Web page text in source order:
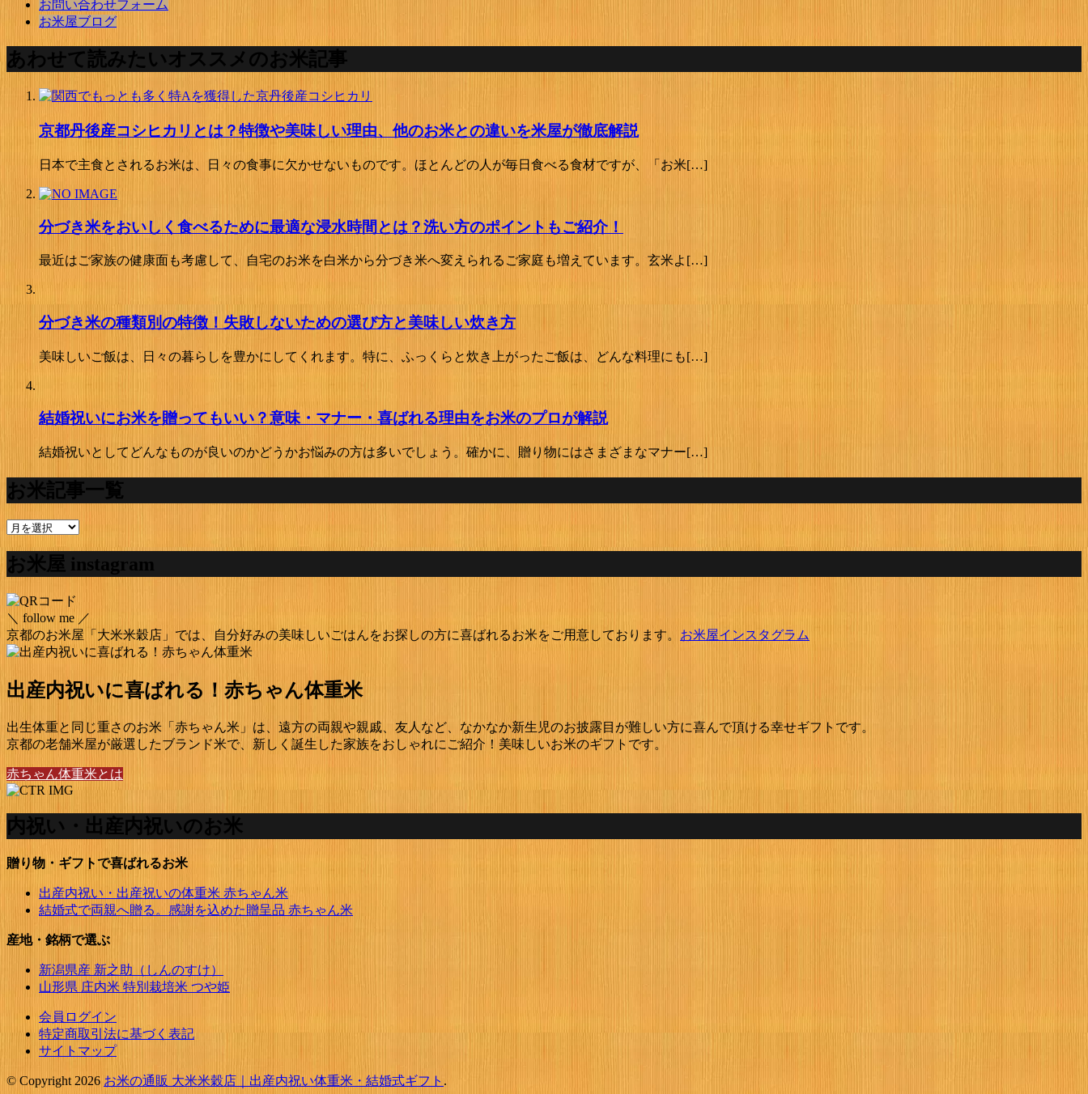
お問い合わせフォーム
お米屋ブログ
あわせて読みたいオススメのお米記事
京都丹後産コシヒカリとは？特徴や美味しい理由、他のお米との違いを米屋が徹底解説
日本で主食とされるお米は、日々の食事に欠かせないものです。ほとんどの人が毎日食べる食材ですが、「お米[…]
分づき米をおいしく食べるために最適な浸水時間とは？洗い方のポイントもご紹介！
最近はご家族の健康面も考慮して、自宅のお米を白米から分づき米へ変えられるご家庭も増えています。玄米よ[…]
分づき米の種類別の特徴！失敗しないための選び方と美味しい炊き方
美味しいご飯は、日々の暮らしを豊かにしてくれます。特に、ふっくらと炊き上がったご飯は、どんな料理にも[…]
結婚祝いにお米を贈ってもいい？意味・マナー・喜ばれる理由をお米のプロが解説
結婚祝いとしてどんなものが良いのかどうかお悩みの方は多いでしょう。確かに、贈り物にはさまざまなマナー[…]
お米記事一覧
お
記
事
一
覧
お米屋 instagram
＼ follow me ／
京都のお米屋「大米米穀店」では、自分好みの美味しいごはんをお探しの方に喜ばれるお米をご用意しております。 お米屋インスタグラム
出産内祝いに喜ばれる！赤ちゃん体重米
出生体重と同じ重さのお米「赤ちゃん米」は、遠方の両親や親戚、友人など、なかなか新生児のお披露目が難しい方に喜んで頂ける幸せギフトです。
京都の老舗米屋が厳選したブランド米で、新しく誕生した家族をおしゃれにご紹介！美味しいお米のギフトです。
赤ちゃん体重米とは
内祝い・出産内祝いのお米
贈り物・ギフトで喜ばれるお米
出産内祝い・出産祝いの体重米 赤ちゃん米
結婚式で両親へ贈る。感謝を込めた贈呈品 赤ちゃん米
産地・銘柄で選ぶ
新潟県産 新之助（しんのすけ）
山形県 庄内米 特別栽培米 つや姫
会員ログイン
特定商取引法に基づく表記
サイトマップ
© Copyright 2026 お米の通販 大米米穀店｜出産内祝い体重米・結婚式ギフト .